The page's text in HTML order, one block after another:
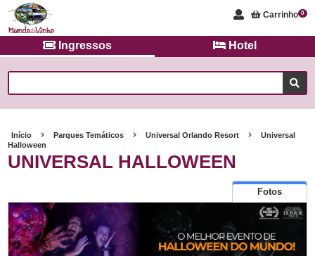
Carrinho 0
Ingressos Hotel
Início Parques Temáticos Universal Orlando Resort
Universal
Halloween
UNIVERSAL HALLOWEEN
Fotos